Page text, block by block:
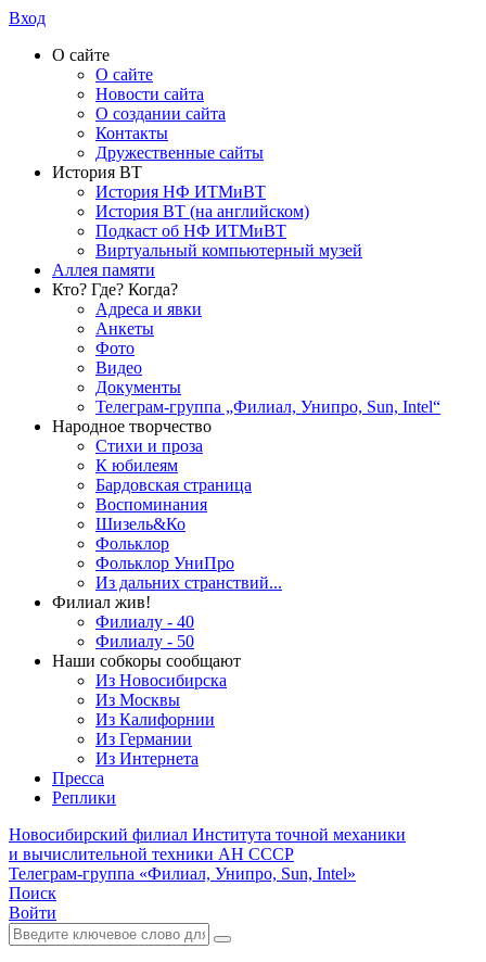
Вход
О сайте
О сайте
Новости сайта
О создании сайта
Контакты
Дружественные сайты
История ВТ
История НФ ИТМиВТ
История ВТ (на английском)
Подкаст об НФ ИТМиВТ
Виртуальный компьютерный музей
Аллея памяти
Кто? Где? Когда?
Адреса и явки
Анкеты
Фото
Видео
Документы
Телеграм-группа „Филиал, Унипро, Sun, Intel“
Народное творчество
Стихи и проза
К юбилеям
Бардовская страница
Воспоминания
Шизель&Ко
Фольклор
Фольклор УниПро
Из дальних странствий...
Филиал жив!
Филиалу - 40
Филиалу - 50
Наши собкоры сообщают
Из Новосибирска
Из Москвы
Из Калифорнии
Из Германии
Из Интернета
Пресса
Реплики
Новосибирский филиал Института точной механики
и вычислительной техники АН СССР
Телеграм-группа «Филиал, Унипро, Sun, Intel»
Поиск
Войти